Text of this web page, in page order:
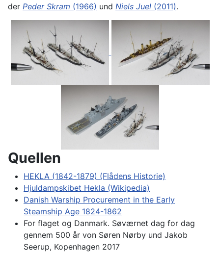
der Peder Skram (1966) und Niels Juel (2011).
Quellen
HEKLA (1842-1879) (Flådens Historie)
Hjuldampskibet Hekla (Wikipedia)
Danish Warship Procurement in the Early
Steamship Age 1824-1862
For flaget og Danmark. Søværnet dag for dag
gennem 500 år von Søren Nørby und Jakob
Seerup, Kopenhagen 2017